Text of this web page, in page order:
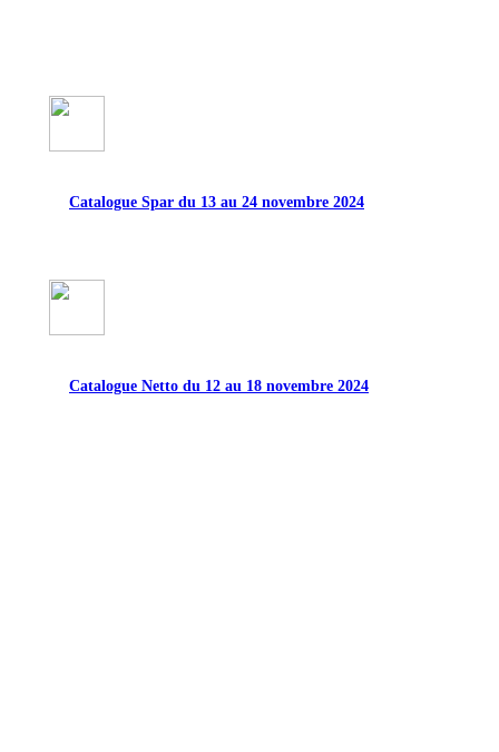
Catalogue Spar du 13 au 24 novembre 2024
Catalogue Netto du 12 au 18 novembre 2024